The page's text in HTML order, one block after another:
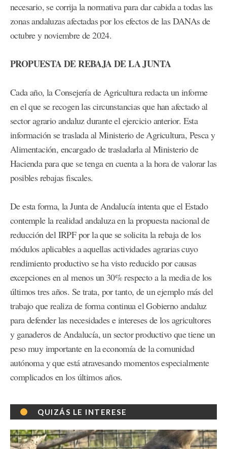
necesario, se corrija la normativa para dar cabida a todas las
zonas andaluzas afectadas por los efectos de las DANAs de
octubre y noviembre de 2024.
PROPUESTA DE REBAJA DE LA JUNTA
Cada año, la Consejería de Agricultura redacta un informe
en el que se recogen las circunstancias que han afectado al
sector agrario andaluz durante el ejercicio anterior. Esta
información se traslada al Ministerio de Agricultura, Pesca y
Alimentación, encargado de trasladarla al Ministerio de
Hacienda para que se tenga en cuenta a la hora de valorar las
posibles rebajas fiscales.
De esta forma, la Junta de Andalucía intenta que el Estado
contemple la realidad andaluza en la propuesta nacional de
reducción del IRPF por la que se solicita la rebaja de los
módulos aplicables a aquellas actividades agrarias cuyo
rendimiento productivo se ha visto reducido por causas
excepciones en al menos un 30% respecto a la media de los
últimos tres años. Se trata, por tanto, de un ejemplo más del
trabajo que realiza de forma continua el Gobierno andaluz
para defender las necesidades e intereses de los agricultores
y ganaderos de Andalucía, un sector productivo que tiene un
peso muy importante en la economía de la comunidad
autónoma y que está atravesando momentos especialmente
complicados en los últimos años.
QUIZÁS LE INTERESE